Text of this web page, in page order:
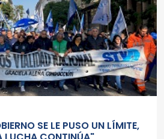
SE LE PUSO UN LÍMITE,